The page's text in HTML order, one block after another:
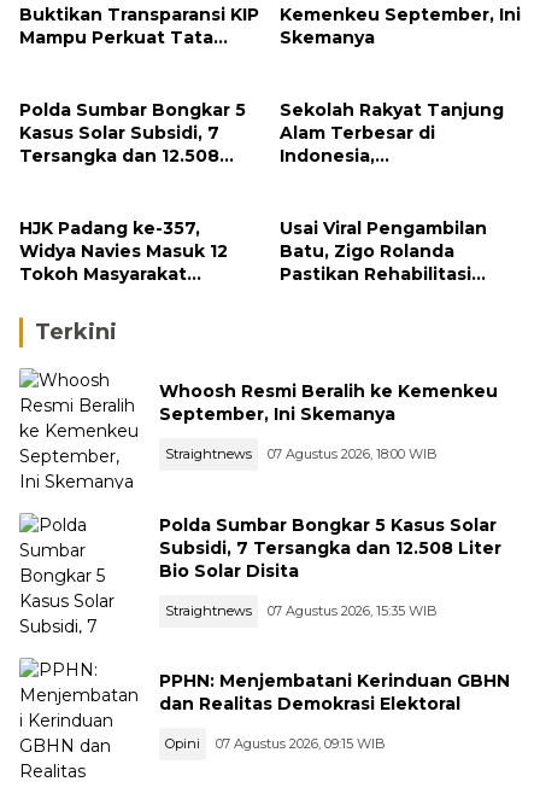
Buktikan Transparansi KIP
Mampu Perkuat Tata
Kemenkeu September, Ini
Skemanya
Polda Sumbar Bongkar 5
Kasus Solar Subsidi, 7
Tersangka dan 12.508
Sekolah Rakyat Tanjung
Alam Terbesar di
Indonesia,
HJK Padang ke-357,
Widya Navies Masuk 12
Tokoh Masyarakat
Pemko Padang
Usai Viral Pengambilan
Batu, Zigo Rolanda
Pastikan Rehabilitasi
Terkini
Whoosh Resmi Beralih ke Kemenkeu
September, Ini Skemanya
Straightnews 07 Agustus 2026, 18:00 WIB
Polda Sumbar Bongkar 5 Kasus Solar
Subsidi, 7 Tersangka dan 12.508 Liter
Bio Solar Disita
Straightnews 07 Agustus 2026, 15:35 WIB
PPHN: Menjembatani Kerinduan GBHN
dan Realitas Demokrasi Elektoral
Opini 07 Agustus 2026, 09:15 WIB